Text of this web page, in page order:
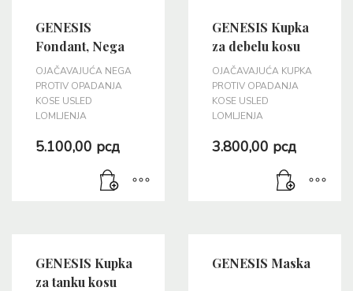
GENESIS
Fondant, Nega
OJAČAVAJUĆA NEGA
PROTIV OPADANJA
KOSE USLED
LOMLJENJA
5.100,00 рсд
GENESIS Kupka
za debelu kosu
OJAČAVAJUĆA KUPKA
PROTIV OPADANJA
KOSE USLED
LOMLJENJA
3.800,00 рсд
GENESIS Kupka
za tanku kosu
GENESIS Maska